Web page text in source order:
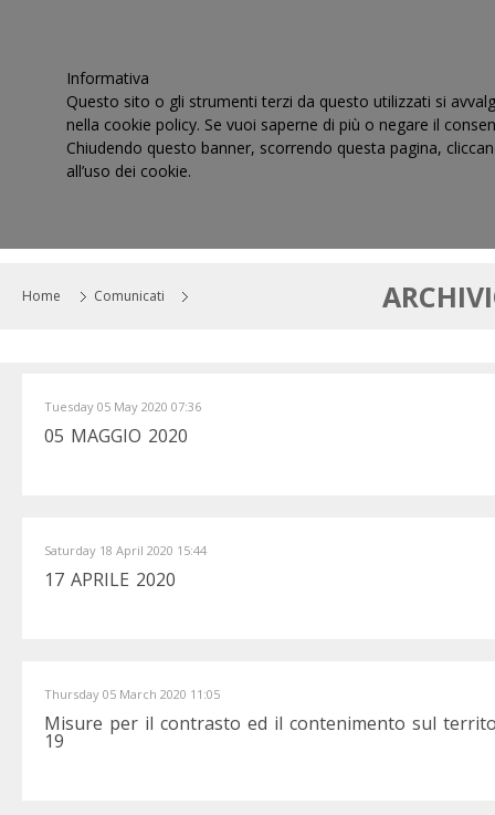
Home Comunicati
Tuesday 05 May 2020 07:36
05 MAGGIO 2020
Saturday 18 April 2020 15:44
17 APRILE 2020
Thursday 05 March 2020 11:05
Misure per il contrasto ed il contenimento sul
19
Informativa
Questo sito o gli strumenti terzi da questo utilizzati si
nella cookie policy. Se vuoi saperne di più o negare il
Chiudendo questo banner, scorrendo questa pagina,
all’uso dei cookie.